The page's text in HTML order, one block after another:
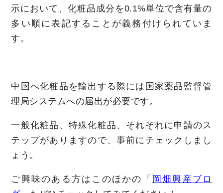
示において、化粧品成分を0.1%単位で含有量の
多い順に表記することが義務付けられていま
す。
中国へ化粧品を輸出する際には国家薬品監督管
理局システムへの届出が必要です。
一般化粧品、特殊化粧品、それぞれに申請のス
テップがありますので、事前にチェックしまし
ょう。
ご興味のある方はこのほかの「 岡畑興産ブロ